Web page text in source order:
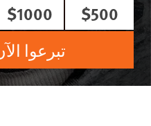
$500
$1000
تبرعوا